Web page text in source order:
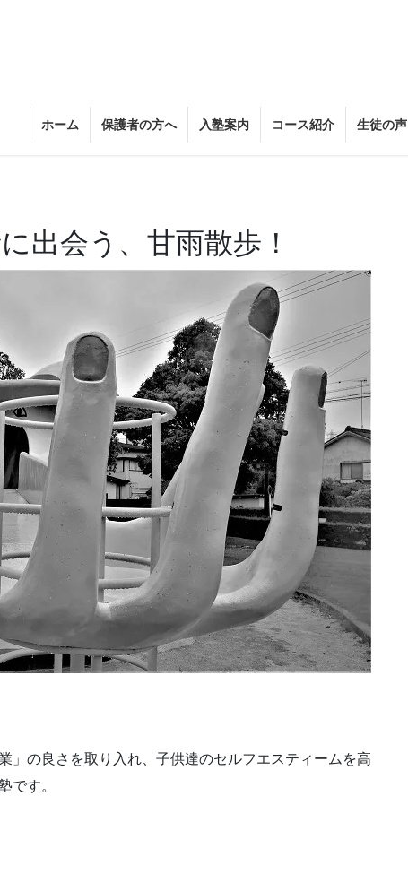
ホーム 保護者の方へ 入塾案内 コース紹介 生徒の声
出会う、甘雨散歩！
」の良さを取り入れ、子供達のセルフエスティームを高
です。